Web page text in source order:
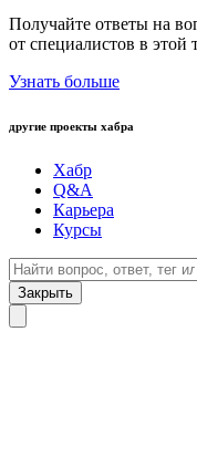
Получайте ответы на
от специалистов в этой
Узнать больше
другие проекты хабра
Хабр
Q&A
Карьера
Курсы
Закрыть